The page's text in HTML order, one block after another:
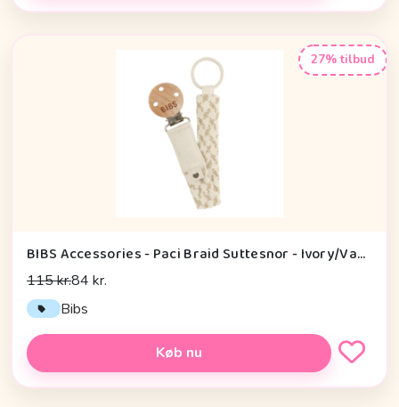
27% tilbud
BIBS Accessories - Paci Braid Suttesnor - Ivory/Vanilla
115 kr.84 kr.
Bibs
Køb nu